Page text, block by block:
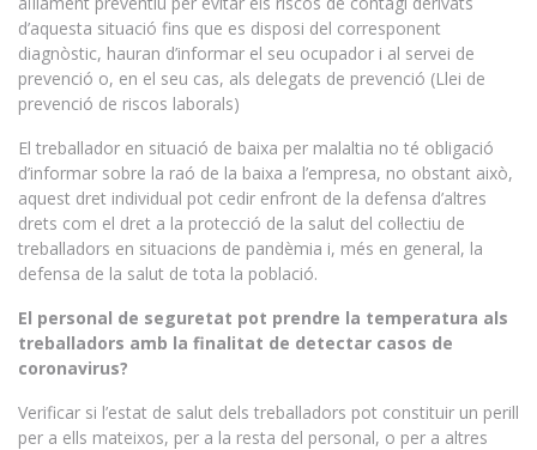
d’aquesta situació fins que es disposi del corresponent
diagnòstic, hauran d’informar el seu ocupador i al servei de
prevenció o, en el seu cas, als delegats de prevenció (Llei de
prevenció de riscos laborals)
El treballador en situació de baixa per malaltia no té obligació
d’informar sobre la raó de la baixa a l’empresa, no obstant això,
aquest dret individual pot cedir enfront de la defensa d’altres
drets com el dret a la protecció de la salut del col·lectiu de
treballadors en situacions de pandèmia i, més en general, la
defensa de la salut de tota la població.
El personal de seguretat pot prendre la temperatura als
treballadors amb la finalitat de detectar casos de
coronavirus?
Verificar si l’estat de salut dels treballadors pot constituir un perill
per a ells mateixos, per a la resta del personal, o per a altres